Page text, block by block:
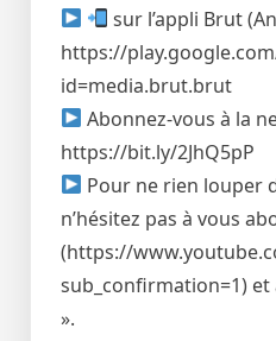
sur l’appli Brut
https://
id=media.brut.brut
Abonnez-vous à la
https://bit.ly/2JhQ5pP
Pour ne rien louper
n’hésitez pas à vous
(https://
sub_confirmation=1) et
».